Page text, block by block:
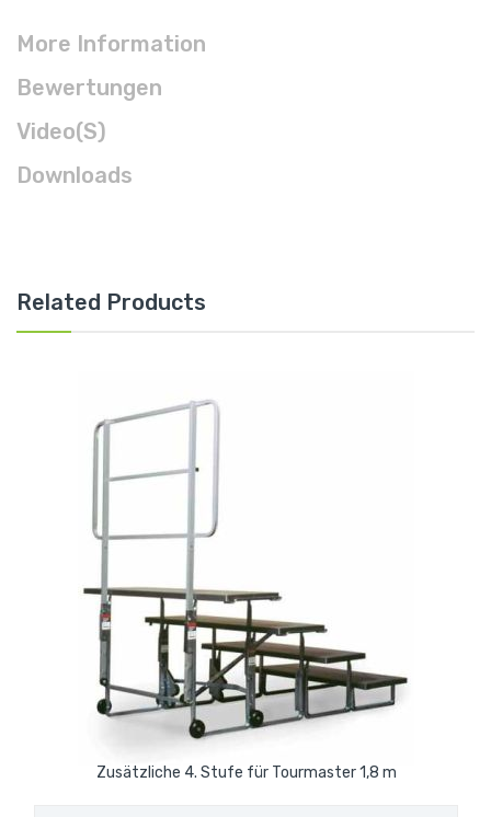
More Information
Bewertungen
Video(s)
Downloads
Related Products
Zusätzliche 4. Stufe für Tourmaster 1,8 m